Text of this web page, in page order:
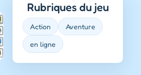
Rubriques du jeu
Action Aventure
en ligne